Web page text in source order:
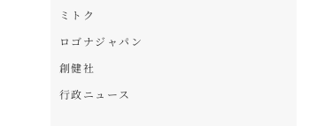
ドイツ フランクフルト
空港ターミナル内のオ
ーガニックショップ
ミトク
ロゴナジャパン
創健社
行政ニュース